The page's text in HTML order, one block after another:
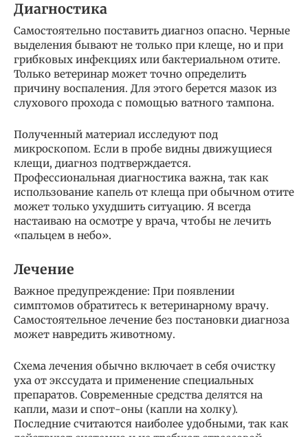
Диагностика
Самостоятельно поставить диагноз опасно. Черные
выделения бывают не только при клеще, но и при
грибковых инфекциях или бактериальном отите.
Только ветеринар может точно определить
причину воспаления. Для этого берется мазок из
слухового прохода с помощью ватного тампона.
Полученный материал исследуют под
микроскопом. Если в пробе видны движущиеся
клещи, диагноз подтверждается.
Профессиональная диагностика важна, так как
использование капель от клеща при обычном отите
может только ухудшить ситуацию. Я всегда
настаиваю на осмотре у врача, чтобы не лечить
«пальцем в небо».
Лечение
Важное предупреждение: При появлении
симптомов обратитесь к ветеринарному врачу.
Самостоятельное лечение без постановки диагноза
может навредить животному.
Схема лечения обычно включает в себя очистку
уха от экссудата и применение специальных
препаратов. Современные средства делятся на
капли, мази и спот-оны (капли на холку).
Последние считаются наиболее удобными, так как